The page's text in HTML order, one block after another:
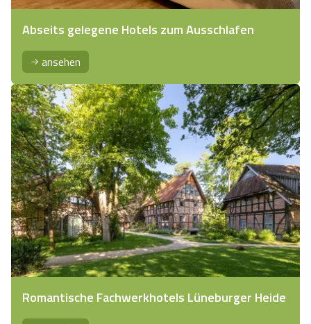
Abseits gelegene Hotels zum Ausschlafen
ansehen
Romantische Fachwerkhotels Lüneburger Heide